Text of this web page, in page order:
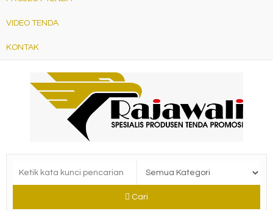
VIDEO TENDA
KONTAK
Cari